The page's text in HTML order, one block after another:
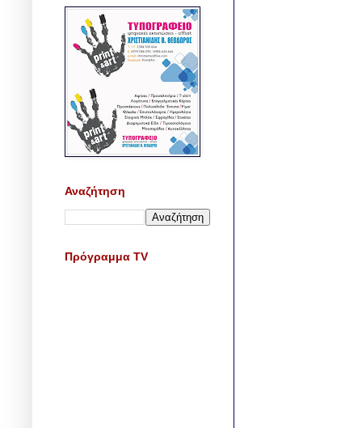
Αναζήτηση
Πρόγραμμα TV